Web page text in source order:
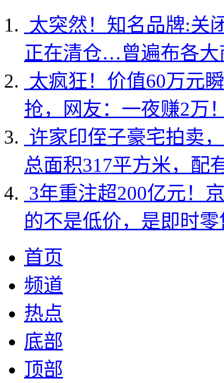
太突然！知名品牌:关
正在清仓…曾遍布各大
太疯狂！价值60万元
抢，网友：一夜赚2万
许家印侄子豪宅拍卖
总面积317平方米，配
3年重注超200亿元！
的不是低价，是即时
首页
频道
热点
底部
顶部